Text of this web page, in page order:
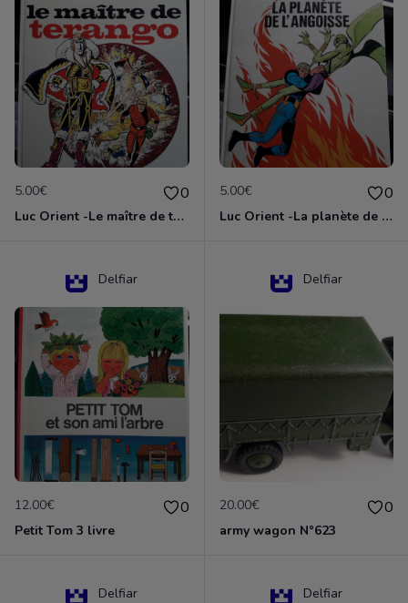
5.00€ 0
Luc Orient -Le maître de terango
5.00€ 0
Luc Orient -La planète de l'angoisse
Delfiar
12.00€ 0
Petit Tom 3 livre
Delfiar
20.00€ 0
army wagon N°623
Delfiar Delfiar